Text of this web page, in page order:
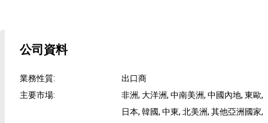
公司資料
業務性質:
出口商
主要市場:
非洲, 大洋洲, 中南美洲, 中國內地, 東歐,
日本, 韓國, 中東, 北美洲, 其他亞洲國家,